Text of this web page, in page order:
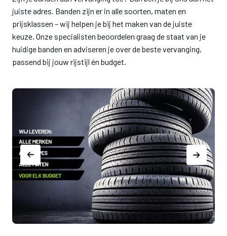
juiste adres. Banden zijn er in alle soorten, maten en
prijsklassen – wij helpen je bij het maken van de juiste
keuze. Onze specialisten beoordelen graag de staat van je
huidige banden en adviseren je over de beste vervanging,
passend bij jouw rijstijl én budget.